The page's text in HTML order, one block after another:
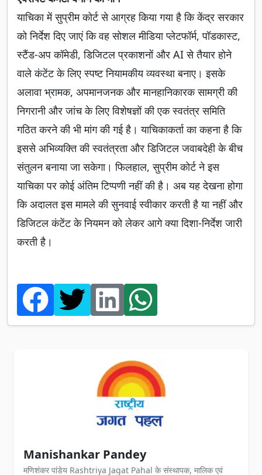
याचिका में सुप्रीम कोर्ट से आग्रह किया गया है कि केंद्र सरकार
को निर्देश दिए जाएं कि वह सोशल मीडिया प्लेटफॉर्म, पॉडकास्ट,
स्टैंड-अप कॉमेडी, डिजिटल प्रकाशनों और AI से तैयार होने
वाले कंटेंट के लिए स्पष्ट नियामकीय व्यवस्था बनाए। इसके
अलावा भ्रामक, अपमानजनक और मानहानिकारक सामग्री की
निगरानी और जांच के लिए विशेषज्ञों की एक स्वतंत्र समिति
गठित करने की भी मांग की गई है। याचिकाकर्ता का कहना है कि
इससे अभिव्यक्ति की स्वतंत्रता और डिजिटल जवाबदेही के बीच
संतुलन बनाया जा सकेगा। फिलहाल, सुप्रीम कोर्ट ने इस
याचिका पर कोई अंतिम टिप्पणी नहीं की है। अब यह देखना होगा
कि अदालत इस मामले की सुनवाई स्वीकार करती है या नहीं और
डिजिटल कंटेंट के नियमन को लेकर आगे क्या दिशा-निर्देश जारी
करती है।
Manishankar Pandey
मणिशंकर पांडेय Rashtriya Jagat Pahal के संस्थापक, मालिक एवं